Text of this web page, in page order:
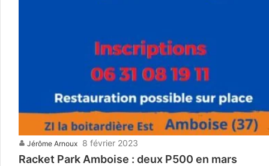
Jérôme Arnoux 8 février 2023
Racket Park Amboise : deux P500 en mars